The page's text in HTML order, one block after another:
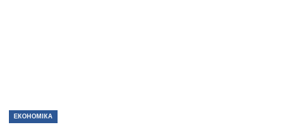
ЕКОНОМІКА